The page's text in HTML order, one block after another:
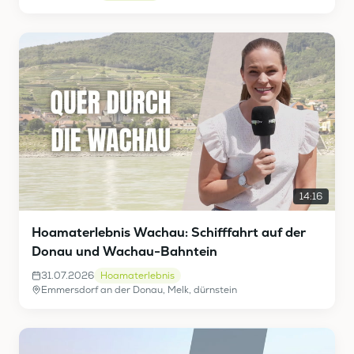
14:16
Hoamaterlebnis Wachau: Schifffahrt auf der
Donau und Wachau-Bahntein
31.07.2026 Hoamaterlebnis
Emmersdorf an der Donau, Melk, dürnstein